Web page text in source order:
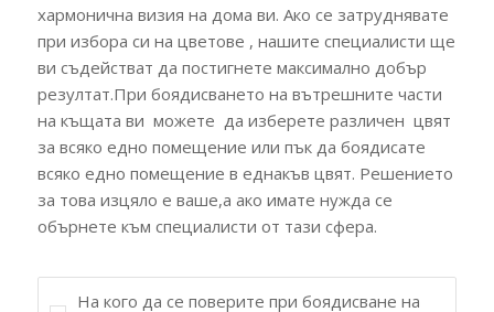
хармонична визия на дома ви. Ако се затруднявате
при избора си на цветове , нашите специалисти ще
ви съдействат да постигнете максимално добър
резултат.При боядисването на вътрешните части
на къщата ви можете да изберете различен цвят
за всяко едно помещение или пък да боядисате
всяко едно помещение в еднакъв цвят. Решението
за това изцяло е ваше,а ако имате нужда се
обърнете към специалисти от тази сфера.
На кого да се поверите при боядисване на